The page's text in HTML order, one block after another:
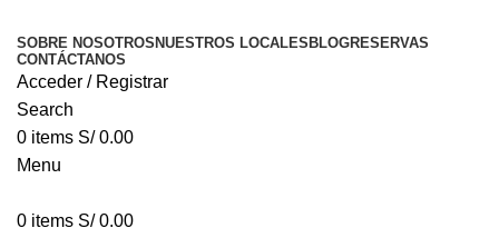
SOBRE NOSOTROS NUESTROS LOCALES BLOGRESERVAS
CONTÁCTANOS
Acceder / Registrar
Search
0 items S/0.00
Menu
0 items S/0.00